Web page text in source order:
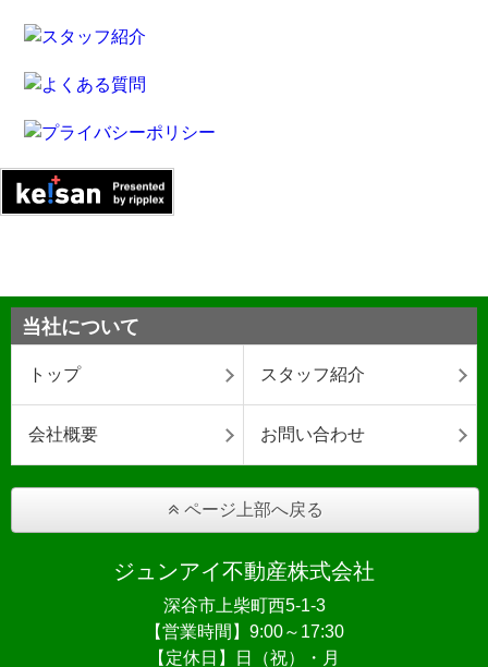
当社について
トップ スタッフ紹介
会社概要 お問い合わせ
ページ上部へ戻る
ジュンアイ不動産株式会社
深谷市上柴町西5-1-3
【営業時間】9:00～17:30
【定休日】日（祝）・月